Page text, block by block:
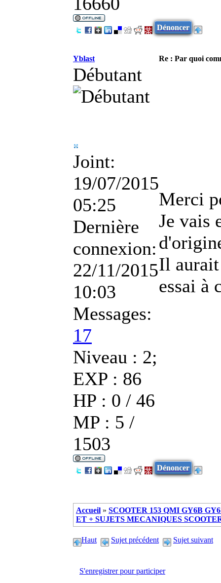
Dénoncer
Yblast Re : Par quoi
Débutant
Joint:
19/07/2015
05:25
Dernière
connexion:
22/11/2015
10:03
Messages:
17
Niveau : 2;
EXP : 86
HP : 0 / 46
MP : 5 /
1503
Merci
Je vais
Il
essai à
Dénoncer
Accueil » SCOOTER 153 QMI GY6B
ET + SUJETS MECANIQUES
Haut Sujet précédent Sujet suivant
S'enregistrer pour participer